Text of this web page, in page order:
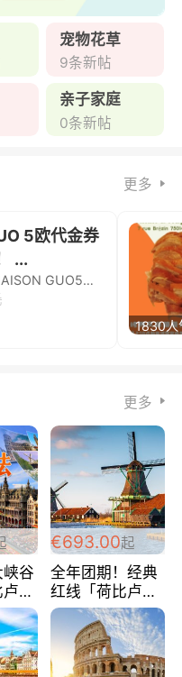
宠物花草
9条新帖
亲子家庭
0条新帖
更多
5欧代金券
...
郭氏夫妻肺片MAISON GUO5欧代金券限量兑换啦！
1830人
更多
峡谷
德
经
€693.00起
全年团期！经典
红线「荷比卢德
法」七天循环 五
国 仅售99欧/人/
天！巴黎上下！
包拼房~